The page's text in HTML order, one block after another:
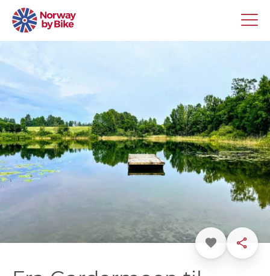
Favoritt Dele